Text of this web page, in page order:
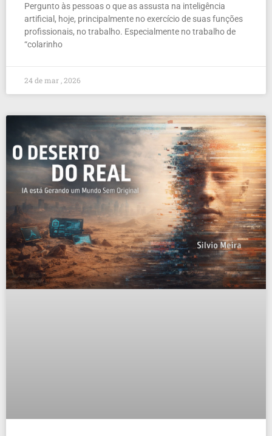
Pergunto às pessoas o que as assusta na inteligência
artificial, hoje, principalmente no exercício de suas funções
profissionais, no trabalho. Especialmente no trabalho de
“colarinho
24 de mar , 2026